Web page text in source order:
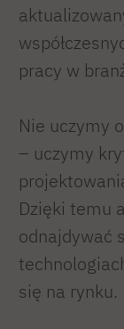
pracy w
Nie uczymy
– uczymy
Dzięki temu
odnajdywać
się na rynku.